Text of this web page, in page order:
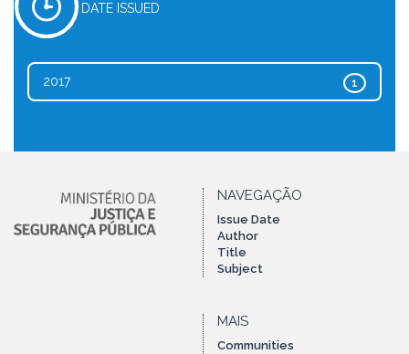
DATE ISSUED
1
2017
NAVEGAÇÃO
Issue Date
Author
Title
Subject
MAIS
Communities